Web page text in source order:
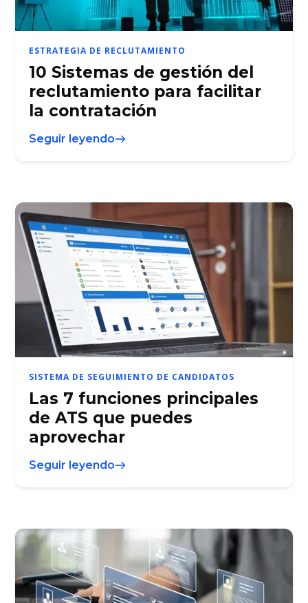
ESTRATEGIA DE RECLUTAMIENTO
10 Sistemas de gestión del
reclutamiento para facilitar
la contratación
Seguir leyendo
SISTEMA DE SEGUIMIENTO DE CANDIDATOS
Las 7 funciones principales
de ATS que puedes
aprovechar
Seguir leyendo